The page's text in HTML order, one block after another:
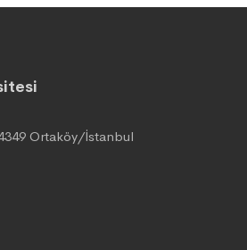
Ortaköy/İstanbul